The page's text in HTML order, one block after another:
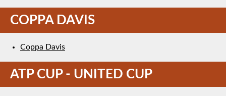
COPPA DAVIS
Coppa Davis
ATP CUP - UNITED CUP